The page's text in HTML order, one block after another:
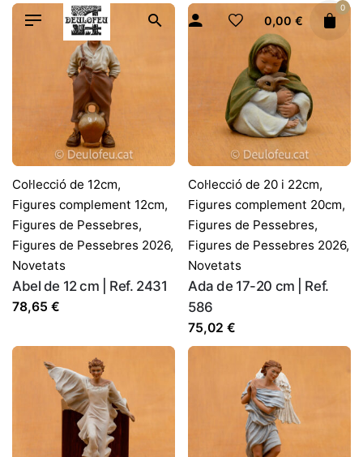
0,00 €
0
Col·lecció de 12cm,
Figures complement 12cm,
Figures de Pessebres,
Figures de Pessebres 2026,
Novetats
Abel de 12 cm | Ref. 2431
78,65 €
Col·lecció de 20 i 22cm,
Figures complement 20cm,
Figures de Pessebres,
Figures de Pessebres 2026,
Novetats
Ada de 17-20 cm | Ref.
586
75,02 €